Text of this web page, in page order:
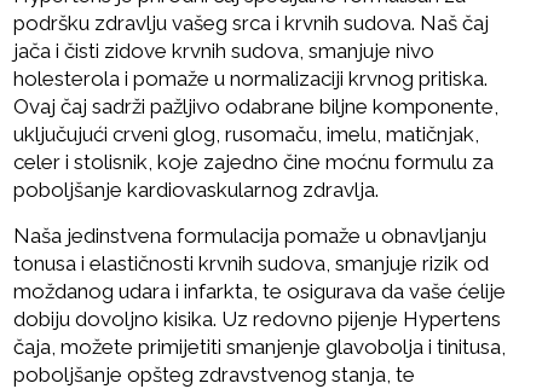
podršku zdravlju vašeg srca i krvnih sudova. Naš čaj
jača i čisti zidove krvnih sudova, smanjuje nivo
holesterola i pomaže u normalizaciji krvnog pritiska.
Ovaj čaj sadrži pažljivo odabrane biljne komponente,
uključujući crveni glog, rusomaču, imelu, matičnjak,
celer i stolisnik, koje zajedno čine moćnu formulu za
poboljšanje kardiovaskularnog zdravlja.
Naša jedinstvena formulacija pomaže u obnavljanju
tonusa i elastičnosti krvnih sudova, smanjuje rizik od
moždanog udara i infarkta, te osigurava da vaše ćelije
dobiju dovoljno kisika. Uz redovno pijenje Hypertens
čaja, možete primijetiti smanjenje glavobolja i tinitusa,
poboljšanje opšteg zdravstvenog stanja, te